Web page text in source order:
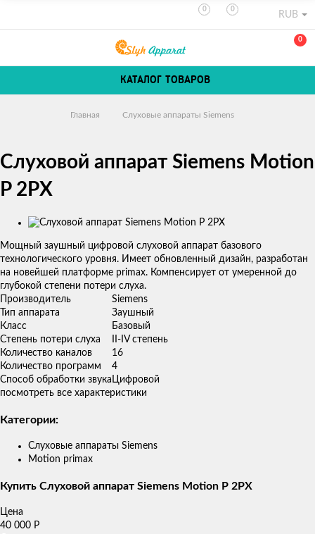
0 0
RUB
0
КАТАЛОГ ТОВАРОВ
Главная Слуховые аппараты Siemens
Слуховой аппарат Siemens Motion
P 2PX
Изображения
Мощный заушный цифровой слуховой аппарат базового
технологического уровня. Имеет обновленный дизайн, разработан
на новейшей платформе primax. Компенсирует от умеренной до
глубокой степени потери слуха.
Производитель
Siemens
Тип аппарата
Заушный
Класс
Базовый
Степень потери слуха
II-IV степень
Количество каналов
16
Количество программ
4
Способ обработки звука Цифровой
посмотреть все характеристики
Категории:
Слуховые аппараты Siemens
Motion primax
Купить Слуховой аппарат Siemens Motion P 2PX
Цена
40 000 Р